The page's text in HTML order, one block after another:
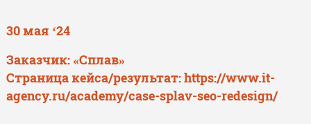
30 мая ‘24
Заказчик: «Сплав»
Страница кейса/результат:https://www.it-
agency.ru/academy/case-splav-seo-redesign/